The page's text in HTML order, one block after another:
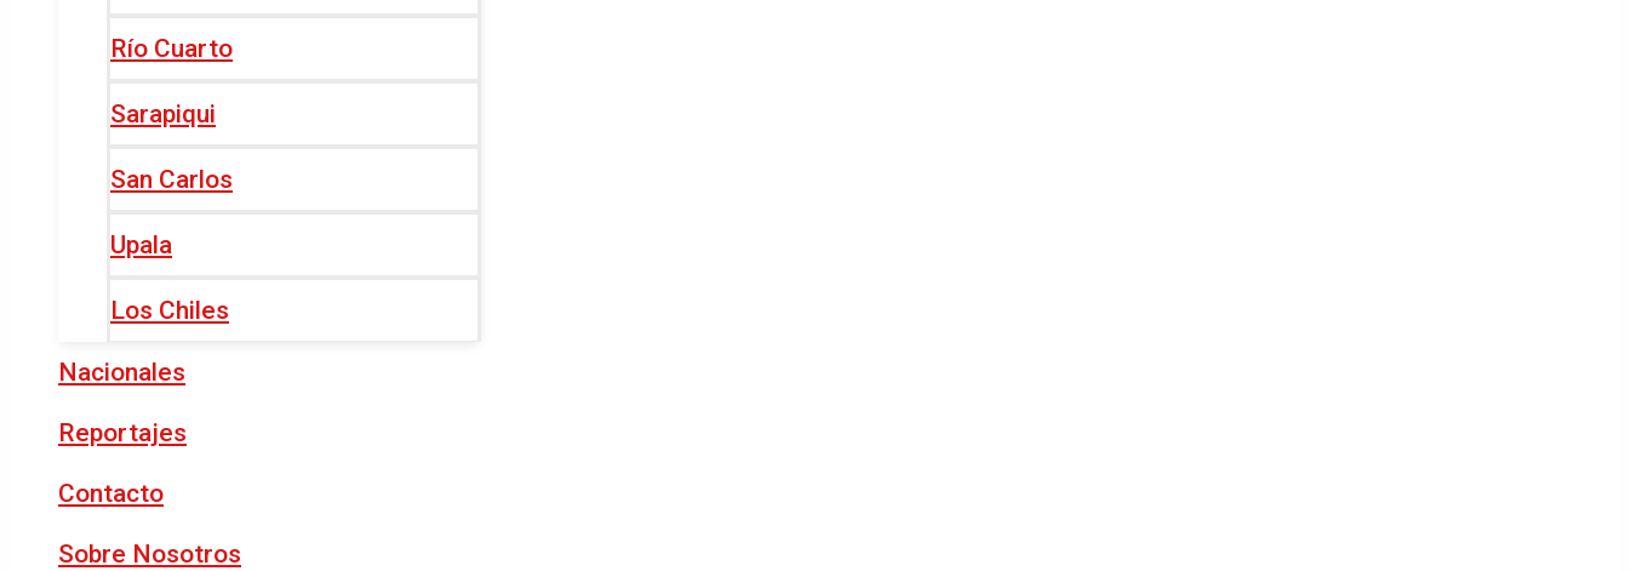
Río Cuarto
Sarapiqui
San Carlos
Upala
Los Chiles
Nacionales
Reportajes
Contacto
Sobre Nosotros